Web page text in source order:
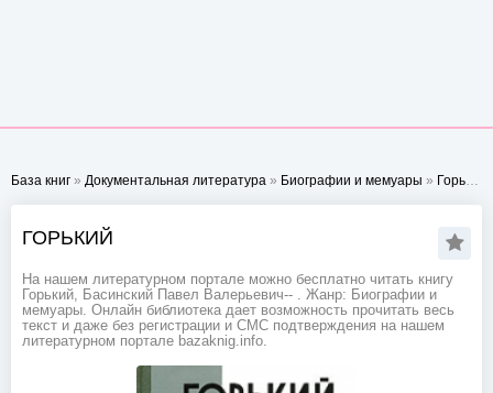
База книг » Документальная литература » Биографии и мемуары » Горький
ГОРЬКИЙ
На нашем литературном портале можно бесплатно читать книгу
Горький, Басинский Павел Валерьевич-- . Жанр: Биографии и
мемуары. Онлайн библиотека дает возможность прочитать весь
текст и даже без регистрации и СМС подтверждения на нашем
литературном портале bazaknig.info.